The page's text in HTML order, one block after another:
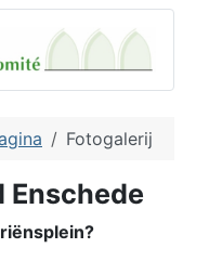
Fotogalerij
Enschede